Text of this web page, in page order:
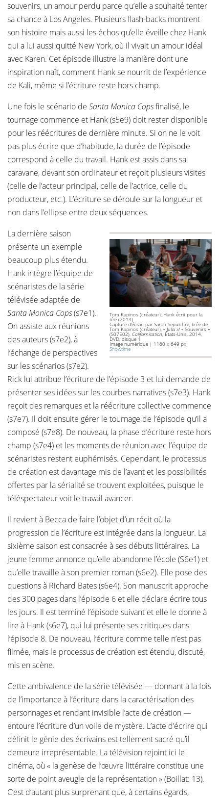
souvenirs, un amour perdu parce qu’elle a souhaité tenter
sa chance à Los Angeles. Plusieurs flash-backs montrent
son histoire mais aussi les échos qu’elle éveille chez Hank
qui a lui aussi quitté New York, où il vivait un amour idéal
avec Karen. Cet épisode illustre la manière dont une
inspiration naît, comment Hank se nourrit de l’expérience
de Kali, même si l’écriture reste hors champ.
Une fois le scénario de Santa Monica Copsfinalisé, le
tournage commence et Hank (s5e9) doit rester disponible
pour les réécritures de dernière minute. Si on ne le voit
pas plus écrire que d’habitude, la durée de l’épisode
correspond à celle du travail. Hank est assis dans sa
caravane, devant son ordinateur et reçoit plusieurs visites
(celle de l’acteur principal, celle de l’actrice, celle du
producteur, etc.). L’écriture se déroule sur la longueur et
non dans l’ellipse entre deux séquences.
Tom Kapinos (créateur), Hank écrit pour la
télé (2014)
Capture d’écran par Sarah Sepulchre, tirée de
Tom Kapinos (créateur), « Julia »/ « Souvenirs »
(S07E02), Californication, États-Unis, 2014,
DVD, disque 1
Image numérique | 1160 x 649 px
Showtime
La dernière saison
présente un exemple
beaucoup plus étendu.
Hank intègre l’équipe de
scénaristes de la série
télévisée adaptée de
Santa Monica Cops(s7e1).
On assiste aux réunions
des auteurs (s7e2), à
l’échange de perspectives
sur les scénarios (s7e2).
Rick lui attribue l’écriture de l’épisode 3 et lui demande de
présenter ses idées sur les courbes narratives (s7e3). Hank
reçoit des remarques et la réécriture collective commence
(s7e7). Il doit ensuite gérer le tournage de l’épisode qu’il a
composé (s7e8). De nouveau, la phase d’écriture reste hors
champ (s7e4) et les moments de réunion avec l’équipe de
scénaristes restent euphémisés. Cependant, le processus
de création est davantage mis de l’avant et les possibilités
offertes par la sérialité se trouvent exploitées, puisque le
téléspectateur voit le travail avancer.
Il revient à Becca de faire l’objet d’un récit où la
progression de l’écriture est intégrée dans la longueur. La
sixième saison est consacrée à ses débuts littéraires. La
jeune femme annonce qu’elle abandonne l’école (S6e1) et
qu’elle travaille à son premier roman (s6e2). Elle pose des
questions à Richard Bates (s6e4). Son manuscrit approche
des 300 pages dans l’épisode 6 et elle déclare écrire tous
les jours. Il est terminé l’épisode suivant et elle le donne à
lire à Hank (s6e7), qui lui présente ses critiques dans
l’épisode 8. De nouveau, l’écriture comme telle n’est pas
filmée, mais le processus de création est étendu, discuté,
mis en scène.
Cette ambivalence de la série télévisée — donnant à la fois
de l’importance à l’écriture dans la caractérisation des
personnages et rendant invisible l’acte de création —
entoure l’écriture d’un voile de mystère. L’acte d’écrire qui
définit le génie des écrivains est tellement sacré qu’il
demeure irreprésentable. La télévision rejoint ici le
cinéma, où « la genèse de l’œuvre littéraire constitue une
sorte de point aveugle de la représentation » (Boillat: 13).
C’est d’autant plus surprenant que, à certains égards,